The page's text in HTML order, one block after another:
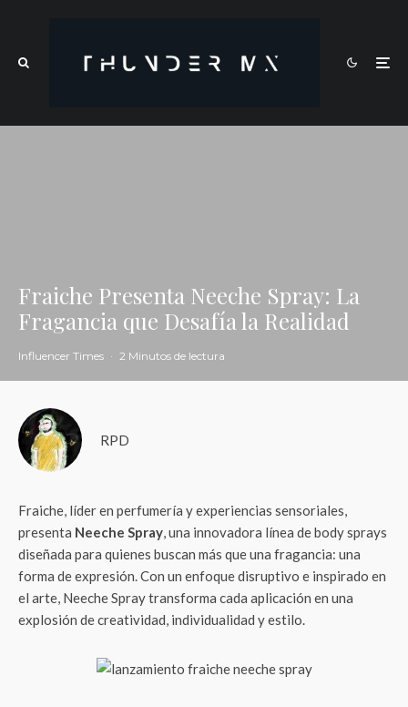
Fraiche Presenta Neeche Spray: La
Fragancia que Desafía la Realidad
Influencer Times · 2 Minutos de lectura
RPD
Fraiche, líder en perfumería y experiencias sensoriales,
presenta Neeche Spray, una innovadora línea de body sprays
diseñada para quienes buscan más que una fragancia: una
forma de expresión. Con un enfoque disruptivo e inspirado en
el arte, Neeche Spray transforma cada aplicación en una
explosión de creatividad, individualidad y estilo.